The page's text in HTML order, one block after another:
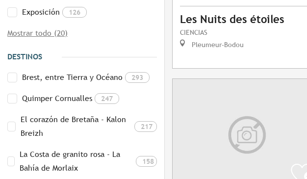
Exposición 126
Mostrar todo (20)
DESTINOS
Brest, entre Tierra y Océano 293
Quimper Cornualles 247
El corazón de Bretaña - Kalon
Breizh
217
La Costa de granito rosa - La
Bahía de Morlaix
158
Les Nuits des étoiles
CIENCIAS
Pleumeur-Bodou